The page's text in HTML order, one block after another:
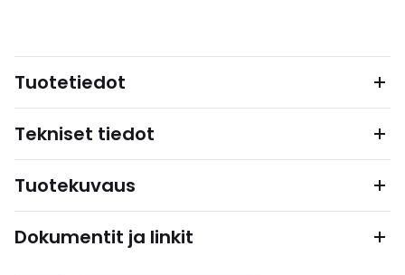
Tuotetiedot
Tekniset tiedot
Tuotekuvaus
Dokumentit ja linkit